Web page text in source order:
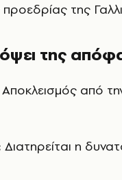
προεδρίας της
της
Αποκλεισμός από
Διατηρείται η